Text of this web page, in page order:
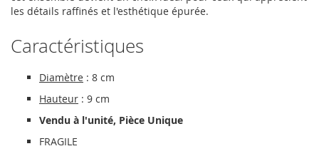
les détails raffinés et l'esthétique épurée.
Caractéristiques
Diamètre : 8 cm
Hauteur : 9 cm
Vendu à l'unité, Pièce Unique
FRAGILE